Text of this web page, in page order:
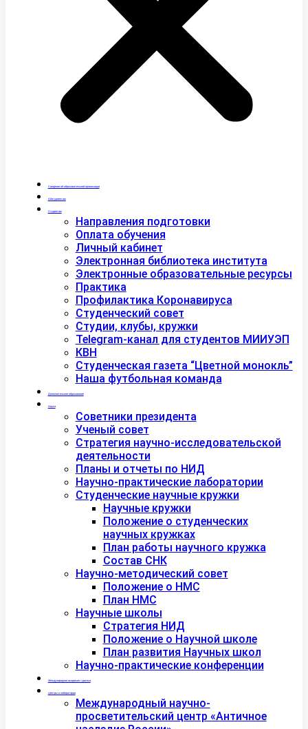
Сведения об образовательной организации
Абитуриентам
Студентам
Направления подготовки
Оплата обучения
Личный кабинет
Электронная библиотека института
Электронные образовательные ресурсы
Практика
Профилактика Коронавируса
Студенческий совет
Студии, клубы, кружки
Telegram-канал для студентов МИИУЭП
КВН
Студенческая газета “Цветной монокль”
Наша футбольная команда
Дополнительное образование
Наука
Советники президента
Ученый совет
Стратегия научно-исследовательской
деятельности
Планы и отчеты по НИД
Научно-практические лаборатории
Студенческие научные кружки
Научные кружки
Положение о студенческих
научных кружках
План работы научного кружка
Состав СНК
Научно-методический совет
Положение о НМС
План НМС
Научные школы
Стратегия НИД
Положение о Научной школе
План развития Научных школ
Научно-практические конференции
Международная академия туризма
Центры и лаборатории
Международный научно-
просветительский центр «Античное